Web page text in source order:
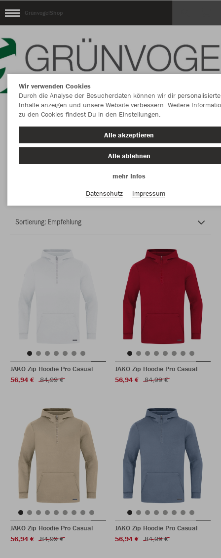
GrünvogelShop
Herzlich Willkommen im Teamshop
GrünvogelShop
JAKO Zip Hoodie Pro Casual
56,94 €
84,99 €
JAKO Zip Hoodie Pro Casual
56,94 €
84,99 €
JAKO Zip Hoodie Pro Casual
56,94 €
84,99 €
JAKO Zip Hoodie Pro Casual
56,94 €
84,99 €
Wir verwenden Cookies
Durch die Analyse der Besucherdaten können wir dir personalisierte
Inhalte anzeigen und unsere Website verbessern. Weitere
zu den Cookies findest Du in den Einstellungen.
Alle akzeptieren
Alle ablehnen
mehr Infos
Datenschutz
Impressum